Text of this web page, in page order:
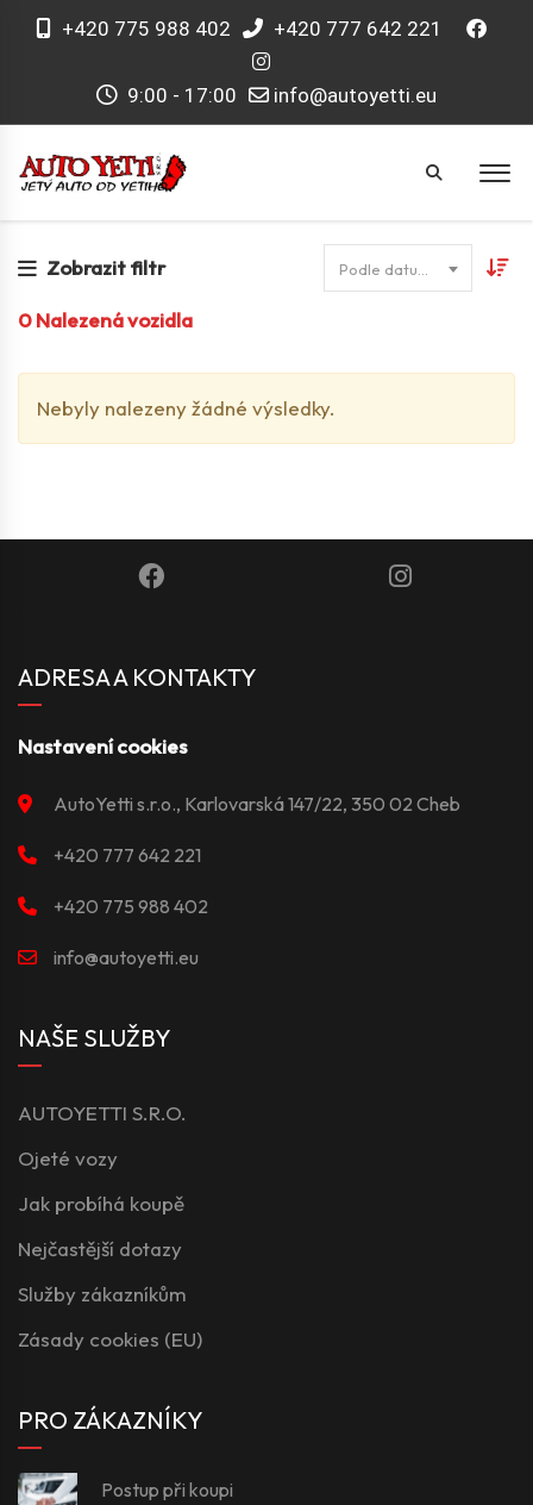
+420 775 988 402 +420 777 642 221
9:00 - 17:00 info@autoyetti.eu
Zobrazit filtr
0Nalezená vozidla
Nebyly nalezeny žádné výsledky.
ADRESA A KONTAKTY
Nastavení cookies
AutoYetti s.r.o., Karlovarská 147/22, 350 02 Cheb
+420 777 642 221
+420 775 988 402
info@autoyetti.eu
NAŠE SLUŽBY
AUTOYETTI S.R.O.
Ojeté vozy
Jak probíhá koupě
Nejčastější dotazy
Služby zákazníkům
Zásady cookies (EU)
PRO ZÁKAZNÍKY
Postup při koupi